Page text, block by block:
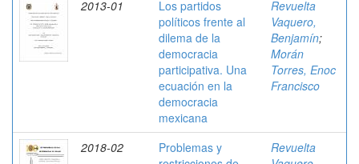
2013-01
Los partidos
políticos frente al
dilema de la
democracia
participativa. Una
ecuación en la
democracia
mexicana
Revuelta
Vaquero,
Benjamín;
Morán
Torres, Enoc
Francisco
2018-02
Problemas y
Revuelta